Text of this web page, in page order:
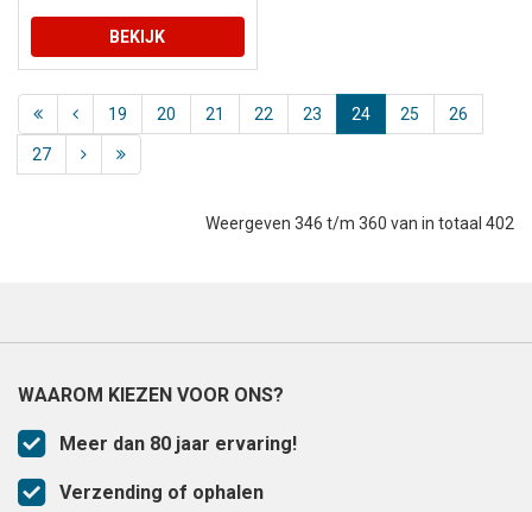
BEKIJK
19 20 21 22 23 24 25 26
27
Weergeven 346 t/m 360 van in totaal 402
WAAROM KIEZEN VOOR ONS?
Meer dan 80 jaar ervaring!
Verzending of ophalen